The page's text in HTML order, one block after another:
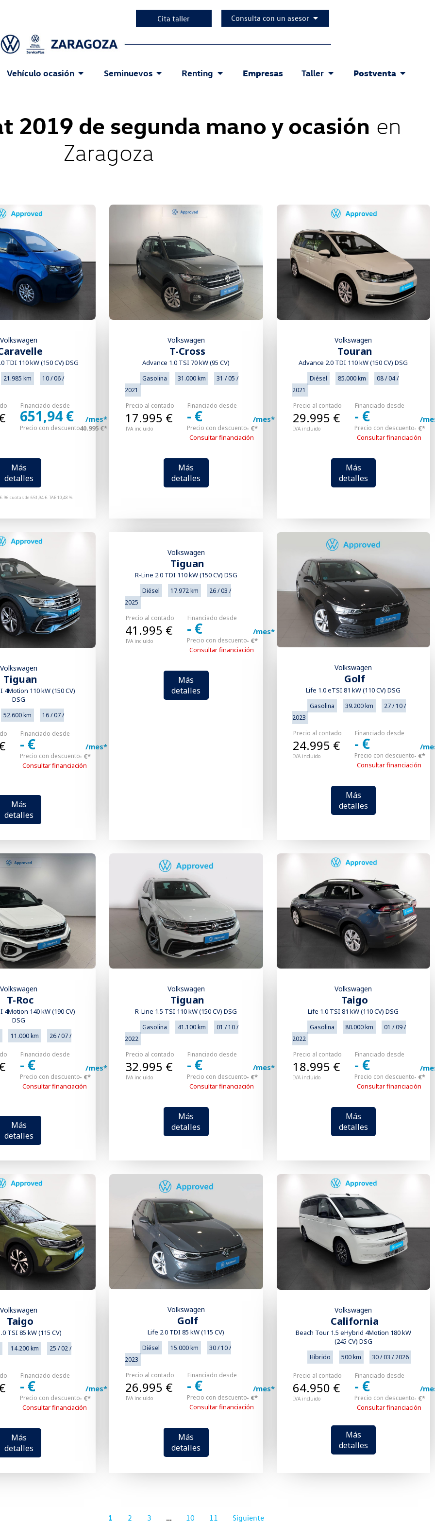
Cita taller Consulta con un asesor
Vehículo ocasión Seminuevos Renting Empresas Taller Postventa
2019 de segunda mano y ocasión en
Zaragoza
Volkswagen
TDI 110 kW (150 CV) DSG
21.985 km
10 / 06 /
Financiado desde
/mes*
Precio con descuento
651,94 €
40.995 €*
Más
detalles
96 cuotas de 651,94 €. TAE 10,48 %.
Volkswagen
T-Cross
Advance 1.0 TSI 70 kW (95 CV)
Gasolina 31.000 km
31 / 05 /
2021
Precio al contado
IVA incluido
17.995 €
Financiado desde
/mes*
Precio con descuento
- €
- €*
Consultar financiación
Más
detalles
Volkswagen
Touran
Advance 2.0 TDI 110 kW (150 CV) DSG
Diésel 85.000 km
08 / 04 /
2021
Precio al contado
IVA incluido
29.995 €
Financiado desde
/
Precio con descuento
- €
- €*
Consultar financiación
Más
detalles
Volkswagen
Tiguan
4Motion 110 kW (150 CV)
DSG
52.600 km
16 / 07 /
Financiado desde
/mes*
Precio con descuento
- €
- €*
Consultar financiación
Más
detalles
Volkswagen
Tiguan
R-Line 2.0 TDI 110 kW (150 CV) DSG
Diésel 17.972 km
26 / 03 /
2025
Precio al contado
IVA incluido
41.995 €
Financiado desde
/mes*
Precio con descuento
- €
- €*
Consultar financiación
Más
detalles
Volkswagen
Golf
Life 1.0 eTSI 81 kW (110 CV) DSG
Gasolina 39.200 km
27 / 10 /
2023
Precio al contado
IVA incluido
24.995 €
Financiado desde
/
Precio con descuento
- €
- €*
Consultar financiación
Más
detalles
Volkswagen
T-Roc
4Motion 140 kW (190 CV)
DSG
11.000 km
26 / 07 /
Financiado desde
/mes*
Precio con descuento
- €
- €*
Consultar financiación
Más
detalles
Volkswagen
Tiguan
R-Line 1.5 TSI 110 kW (150 CV) DSG
Gasolina 41.100 km
01 / 10 /
2022
Precio al contado
IVA incluido
32.995 €
Financiado desde
/mes*
Precio con descuento
- €
- €*
Consultar financiación
Más
detalles
Volkswagen
Taigo
Life 1.0 TSI 81 kW (110 CV) DSG
Gasolina 80.000 km
01 / 09 /
2022
Precio al contado
IVA incluido
18.995 €
Financiado desde
/
Precio con descuento
- €
- €*
Consultar financiación
Más
detalles
Volkswagen
Taigo
TSI 85 kW (115 CV)
14.200 km
25 / 02 /
Financiado desde
/mes*
Precio con descuento
- €
- €*
Consultar financiación
Más
detalles
Volkswagen
Golf
Life 2.0 TDI 85 kW (115 CV)
Diésel 15.000 km
30 / 10 /
2023
Precio al contado
IVA incluido
26.995 €
Financiado desde
/mes*
Precio con descuento
- €
- €*
Consultar financiación
Más
detalles
Volkswagen
California
Beach Tour 1.5 eHybrid 4Motion 180 kW
(245 CV) DSG
Híbrido 500 km 30 / 03 / 2026
Precio al contado
IVA incluido
64.950 €
Financiado desde
/
Precio con descuento
- €
- €*
Consultar financiación
Más
detalles
1 2 3 … 10 11 Siguiente